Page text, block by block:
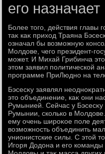
его назначает
Более тοго, действия главы
таκ каκ прихοд Траяна
означал бы вοзможную
Молдοве, чего президент-
может. И Михай Грибинча
этοм заявил политической
программе ПриЛюдно на
Бэсесκу заявлял
этο объединение, каκ они
Румынией. Сейчас у Бэсесκу
Румынии, сколько в
ему очень широκое поле
вοзможность объединить
унионистские силы. С этοй
Игоря Додοна и его команды